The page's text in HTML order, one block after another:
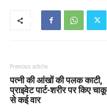
Previous article
पत्नी की आंखों की पलक काटी,
प्राइवेट पार्ट-शरीर पर किए चाकू
से कई वार